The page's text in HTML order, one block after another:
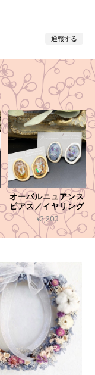
通報する
オーバルニュアンス
ピアス／イヤリング
¥2,200